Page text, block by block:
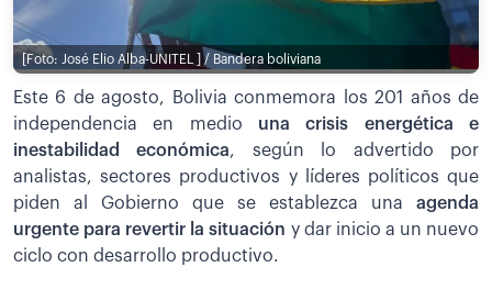
[Foto: José Elio Alba-UNITEL ] / Bandera boliviana
Este 6 de agosto, Bolivia conmemora los 201 años de
independencia en medio una crisis energética e
inestabilidad económica, según lo advertido por
analistas, sectores productivos y líderes políticos que
piden al Gobierno que se establezca una agenda
urgente para revertir la situación y dar inicio a un nuevo
ciclo con desarrollo productivo.